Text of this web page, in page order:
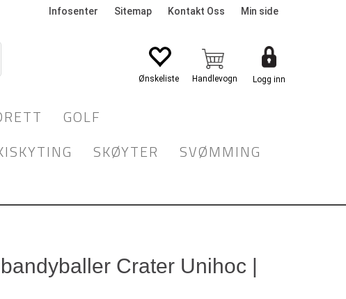
Infosenter Sitemap Kontakt Oss Min side
Logg inn
GOLF
SKØYTER
SVØMMING
Crater Unihoc |